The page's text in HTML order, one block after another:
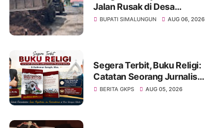
Jalan Rusak di Desa
Sibangun Mariah, Harapkan
BUPATI SIMALUNGUN AUG 06, 2026
Segera Terbit, Buku Religi:
Catatan Seorang Jurnalis
dan Pelayan Gereja : St
BERITA GKPS AUG 05, 2026